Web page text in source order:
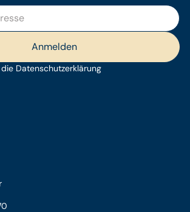
Datenschutzerklärung